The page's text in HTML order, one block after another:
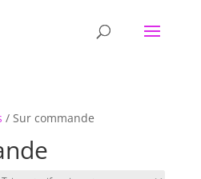
/ Sur commande